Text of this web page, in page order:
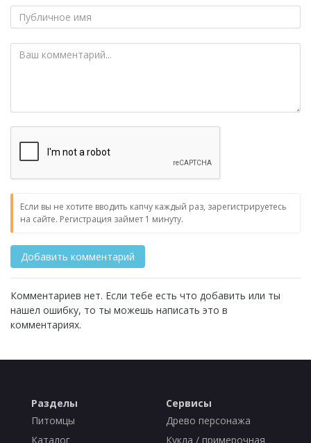
Если вы не хотите вводить капчу каждый раз, зарегистрируетесь
на сайте. Регистрация займет 1 минуту.
Комментариев нет. Если тебе есть что добавить или ты
нашел ошибку, то ты можешь написать это в
комментариях.
Разделы
Питомцы
Каталог
Сервисы
Древо персонажа
Кукла / примерочная